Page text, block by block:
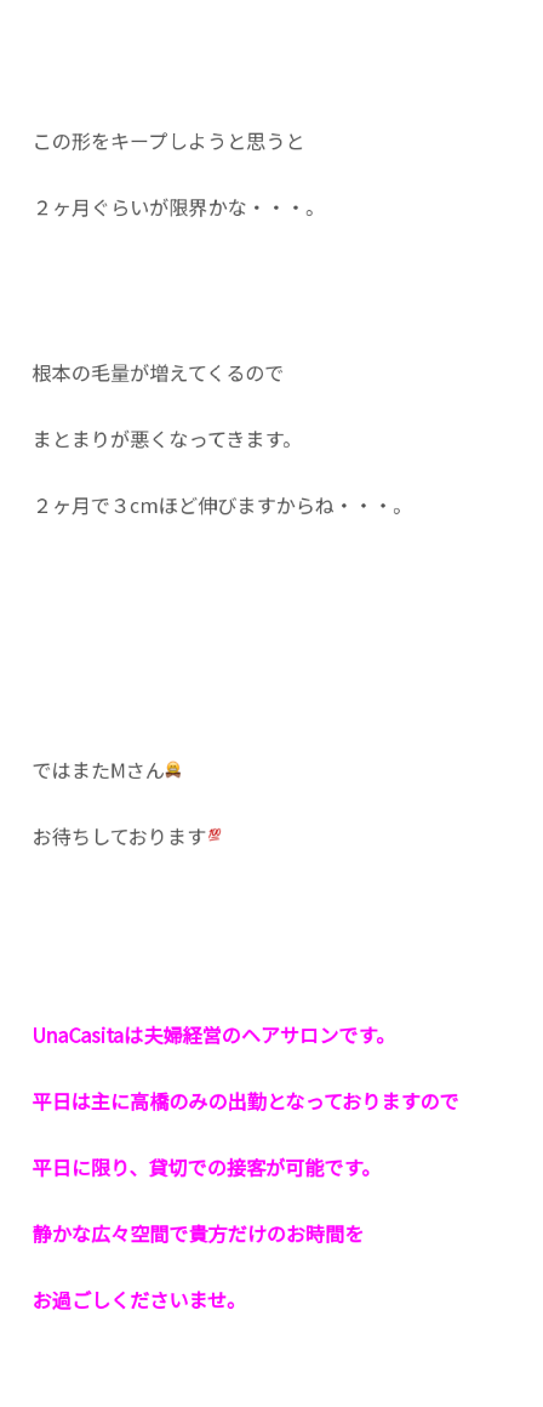
この形をキープしようと思うと
２ヶ月ぐらいが限界かな・・・。
根本の毛量が増えてくるので
まとまりが悪くなってきます。
２ヶ月で３cmほど伸びますからね・・・。
ではまたMさん
お待ちしております
UnaCasitaは夫婦経営のヘアサロンです。
平日は主に高橋のみの出勤となっておりますので
平日に限り、貸切での接客が可能です。
静かな広々空間で貴方だけのお時間を
お過ごしくださいませ。